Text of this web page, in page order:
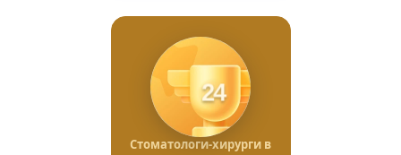
24
Стоматологи-хирурги в